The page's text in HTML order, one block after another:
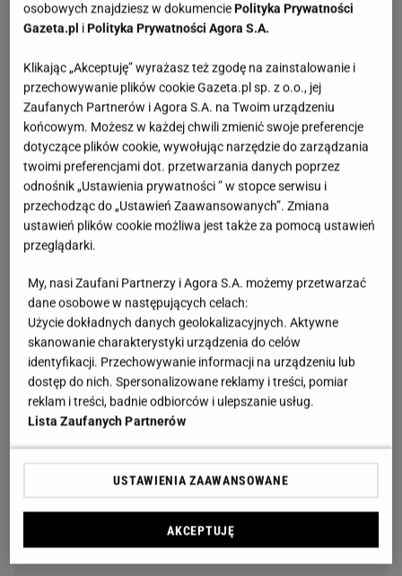
Jeśli chcesz poczuć się jak prawdziwy barista, warto
Aeropress, drip (tzw. kawa przelewowa) oraz french
press to świetne opcje dla tych, którzy cenią sobie
pełnię smaku i aromatu.Aeropress jest szybki i
łatwy w obsłudze, zapewniając intensywny napar.
French press zaś, pozwala uzyskać pełniejszy,
bardziej oleisty napój, idealny dla miłośników
mocniejszej kawy. Drip to natomiast metoda, która
tego wymaga minimum wysiłku.
osobowych znajdziesz w dokumenciePolityka Prywatności
Gazeta.pl iPolityka Prywatności Agora S.A.
Klikając „Akceptuję” wyrażasz też zgodę na zainstalowanie i
przechowywanie plików cookie Gazeta.pl sp. z o.o., jej
Zaufanych Partnerów i Agora S.A. na Twoim urządzeniu
końcowym. Możesz w każdej chwili zmienić swoje preferencje
dotyczące plików cookie, wywołując narzędzie do zarządzania
twoimi preferencjami dot. przetwarzania danych poprzez
odnośnik „Ustawienia prywatności ” w stopce serwisu i
przechodząc do „Ustawień Zaawansowanych”. Zmiana
ustawień plików cookie możliwa jest także za pomocą ustawień
przeglądarki.
My, nasi Zaufani Partnerzy i Agora S.A. możemy przetwarzać
dane osobowe w następujących celach:
Użycie dokładnych danych geolokalizacyjnych. Aktywne
skanowanie charakterystyki urządzenia do celów
identyfikacji. Przechowywanie informacji na urządzeniu lub
dostęp do nich. Spersonalizowane reklamy i treści, pomiar
reklam i treści, badnie odbiorców i ulepszanie usług.
Lista Zaufanych Partnerów
USTAWIENIA ZAAWANSOWANE
AKCEPTUJĘ